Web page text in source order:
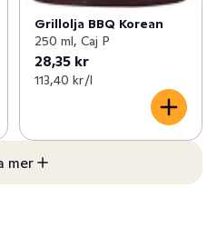
Grillolja BBQ Korean
250 ml, Caj P
28,35 kr
113,40 kr /l
mer